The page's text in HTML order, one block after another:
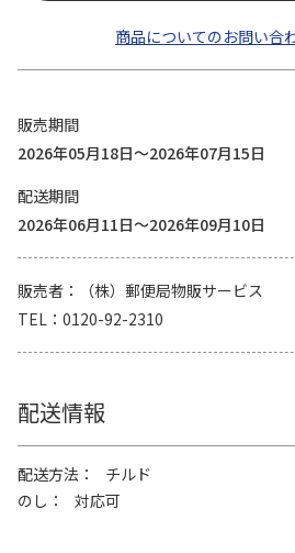
商品についてのお問い合
販売期間
2026年05月18日～2026年07月15日
配送期間
2026年06月11日～2026年09月10日
販売者
（株）郵便局物販サービス
TEL
0120-92-2310
配送情報
配送方法
チルド
のし
対応可